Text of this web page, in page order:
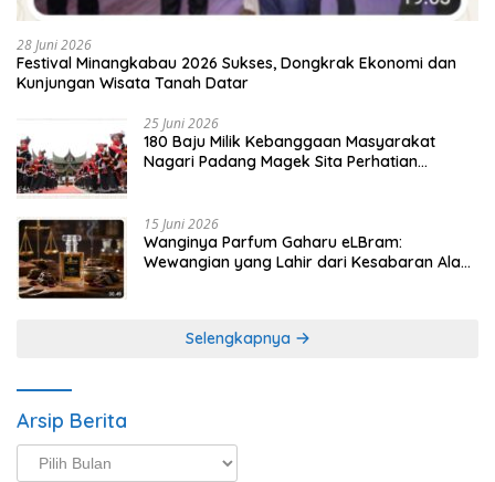
28 Juni 2026
Festival Minangkabau 2026 Sukses, Dongkrak Ekonomi dan
Kunjungan Wisata Tanah Datar
25 Juni 2026
180 Baju Milik Kebanggaan Masyarakat
Nagari Padang Magek Sita Perhatian
15 Juni 2026
Wanginya Parfum Gaharu eLBram:
Wewangian yang Lahir dari Kesabaran Alam,
Selengkapnya
Arsip Berita
Arsip